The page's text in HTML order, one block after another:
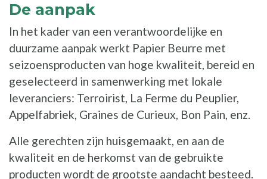
De aanpak
In het kader van een verantwoordelijke en
duurzame aanpak werkt Papier Beurre met
seizoensproducten van hoge kwaliteit, bereid en
geselecteerd in samenwerking met lokale
leveranciers: Terroirist, La Ferme du Peuplier,
Appelfabriek, Graines de Curieux, Bon Pain, enz.
Alle gerechten zijn huisgemaakt, en aan de
kwaliteit en de herkomst van de gebruikte
producten wordt de grootste aandacht besteed.